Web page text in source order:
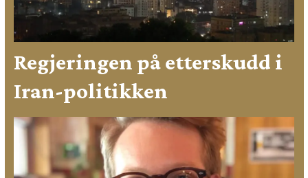
Regjeringen på etterskudd i
Iran-politikken